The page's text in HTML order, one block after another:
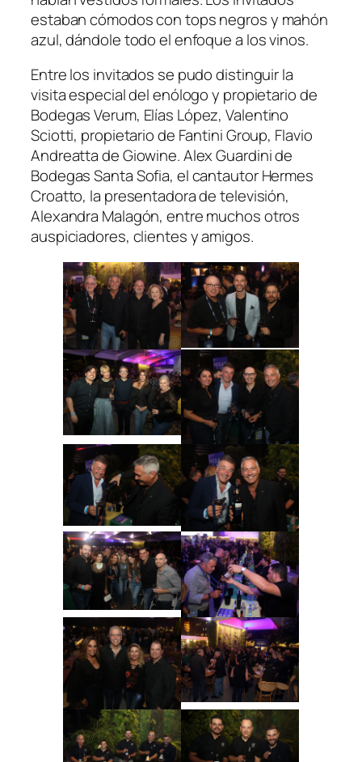
estaban cómodos con tops negros y mahón
azul, dándole todo el enfoque a los vinos.
Entre los invitados se pudo distinguir la
visita especial del enólogo y propietario de
Bodegas Verum, Elías López, Valentino
Sciotti, propietario de Fantini Group, Flavio
Andreatta de Giowine. Alex Guardini de
Bodegas Santa Sofia, el cantautor Hermes
Croatto, la presentadora de televisión,
Alexandra Malagón, entre muchos otros
auspiciadores, clientes y amigos.